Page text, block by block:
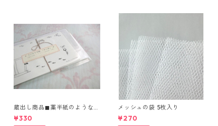
蔵出し商品◼︎藁半紙のような風
合い 「ちいさな手紙」4種
¥330
メッシュの袋 5枚入り
¥270